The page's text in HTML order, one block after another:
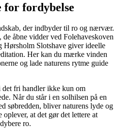
for fordybelse
der indbyder til ro og nærvær.
åbne vidder ved Folehaveskoven
Slotshave giver ideelle
Her kan du mærke vinden
og lade naturens rytme guide
fri handler ikke kun om
Når du står i en solhilsen på en
søbredden, bliver naturens lyde og
at det gør det lettere at
ro.